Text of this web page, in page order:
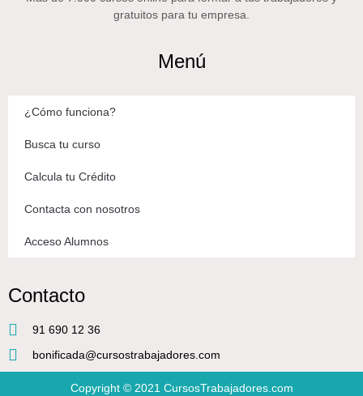
gratuitos para tu empresa.
Menú
¿Cómo funciona?
Busca tu curso
Calcula tu Crédito
Contacta con nosotros
Acceso Alumnos
Contacto
91 690 12 36
bonificada@cursostrabajadores.com
Copyright © 2021 CursosTrabajadores.com